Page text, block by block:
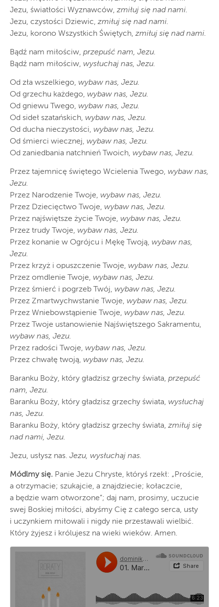
Jezu, światłości Wyznawców, zmiłuj się nad nami.
Jezu, czystości Dziewic, zmiłuj się nad nami.
Jezu, korono Wszystkich Świętych, zmiłuj się nad nami.
Bądź nam miłościw, przepuść nam, Jezu.
Bądź nam miłościw, wysłuchaj nas, Jezu.
Od zła wszelkiego, wybaw nas, Jezu.
Od grzechu każdego, wybaw nas, Jezu.
Od gniewu Twego, wybaw nas, Jezu.
Od sideł szatańskich, wybaw nas, Jezu.
Od ducha nieczystości, wybaw nas, Jezu.
Od śmierci wiecznej, wybaw nas, Jezu.
Od zaniedbania natchnień Twoich, wybaw nas, Jezu.
Przez tajemnicę świętego Wcielenia Twego, wybaw nas,
Jezu.
Przez Narodzenie Twoje, wybaw nas, Jezu.
Przez Dziecięctwo Twoje, wybaw nas, Jezu.
Przez najświętsze życie Twoje, wybaw nas, Jezu.
Przez trudy Twoje, wybaw nas, Jezu.
Przez konanie w Ogrójcu i Mękę Twoją, wybaw nas,
Jezu.
Przez krzyż i opuszczenie Twoje, wybaw nas, Jezu.
Przez omdlenie Twoje, wybaw nas, Jezu.
Przez śmierć i pogrzeb Twój, wybaw nas, Jezu.
Przez Zmartwychwstanie Twoje, wybaw nas, Jezu.
Przez Wniebowstąpienie Twoje, wybaw nas, Jezu.
Przez Twoje ustanowienie Najświętszego Sakramentu,
wybaw nas, Jezu.
Przez radości Twoje, wybaw nas, Jezu.
Przez chwałę twoją, wybaw nas, Jezu.
Baranku Boży, który gładzisz grzechy świata, przepuść
nam, Jezu.
Baranku Boży, który gładzisz grzechy świata, wysłuchaj
nas, Jezu.
Baranku Boży, który gładzisz grzechy świata, zmiłuj się
nad nami, Jezu.
Jezu, usłysz nas. Jezu, wysłuchaj nas.
Módlmy się. Panie Jezu Chryste, któryś rzekł: „Proście,
a otrzymacie; szukajcie, a znajdziecie; kołaczcie,
a będzie wam otworzone”; daj nam, prosimy, uczucie
swej Boskiej miłości, abyśmy Cię z całego serca, usty
i uczynkiem miłowali i nigdy nie przestawali wielbić.
Który żyjesz i królujesz na wieki wieków. Amen.